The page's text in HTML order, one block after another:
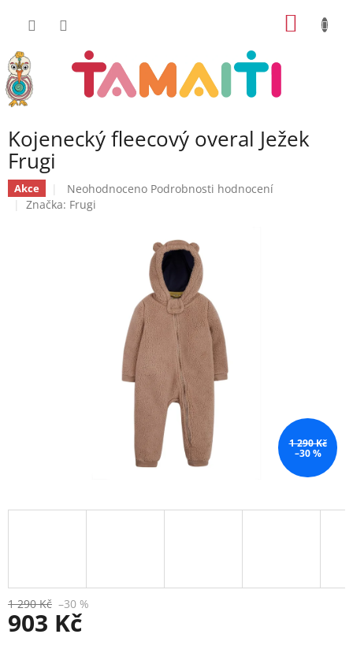
Kojenecký fleecový overal Ježek
Frugi
Akce
Průměrné
hodnocení
Neohodnoceno Podrobnosti hodnocení
Značka: Frugi
1 290 Kč
–30 %
1 290 Kč –30 %
903 Kč